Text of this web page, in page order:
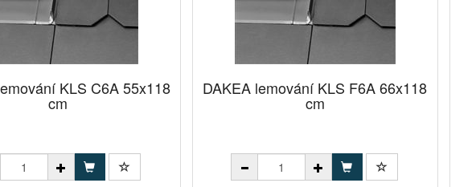
KLS C6A 55x118
cm
DAKEA lemování KLS F6A 66x118
cm